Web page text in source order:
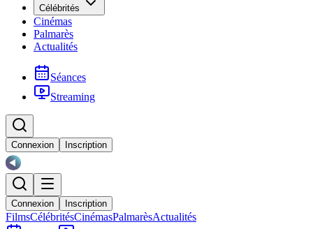
Célébrités
Cinémas
Palmarès
Actualités
Séances
Streaming
Connexion Inscription
Connexion Inscription
FilmsCélébritésCinémasPalmarèsActualités